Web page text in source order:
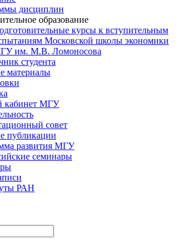
дисциплин
образование
курсы к вступительным
Московской школы экономики
им. М.В. Ломоносова
студента
материалы
кабинет МГУ
совет
публикации
развития МГУ
семинары
РАН